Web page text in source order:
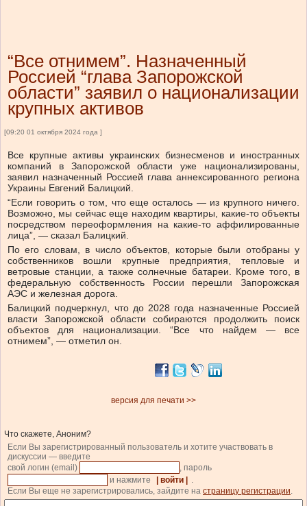
“Все отнимем”. Назначенный
Россией “глава Запорожской
области” заявил о национализации
крупных активов
[09:20 01 октября 2024 года ]
Все крупные активы украинских бизнесменов и иностранных
компаний в Запорожской области уже национализированы,
заявил назначенный Россией глава аннексированного региона
Украины Евгений Балицкий.
“Если говорить о том, что еще осталось — из крупного ничего.
Возможно, мы сейчас еще находим квартиры, какие-то объекты
посредством переоформления на какие-то аффилированные
лица”, — сказал Балицкий.
По его словам, в число объектов, которые были отобраны у
собственников вошли крупные предприятия, тепловые и
ветровые станции, а также солнечные батареи. Кроме того, в
федеральную собственность России перешли Запорожская
АЭС и железная дорога.
Балицкий подчеркнул, что до 2028 года назначенные Россией
власти Запорожской области собираются продолжить поиск
объектов для национализации. “Все что найдем — все
отнимем”, — отметил он.
версия для печати >>
Что скажете, Аноним?
Если Вы зарегистрированный пользователь и хотите участвовать в
дискуссии — введите
свой логин (email)
, пароль
и нажмите
| войти |
.
Если Вы еще не зарегистрировались, зайдите на страницу регистрации.